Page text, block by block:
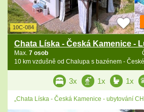
10C-084
Chata Líska - Česká Kamenice -
Max. 7 osob
10 km vzdušně od Chalupa s bazénem -
3x 1x 1x
„Chata Líska - Česká Kamenice - ubytování